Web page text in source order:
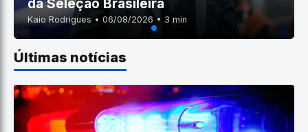
da Seleção Brasileira
Kaio Rodrigues • 06/08/2026 • 3 min
Últimas notícias